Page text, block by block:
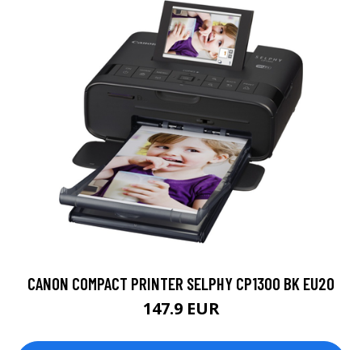
CANON COMPACT PRINTER SELPHY CP1300 BK EU20
147.9 EUR